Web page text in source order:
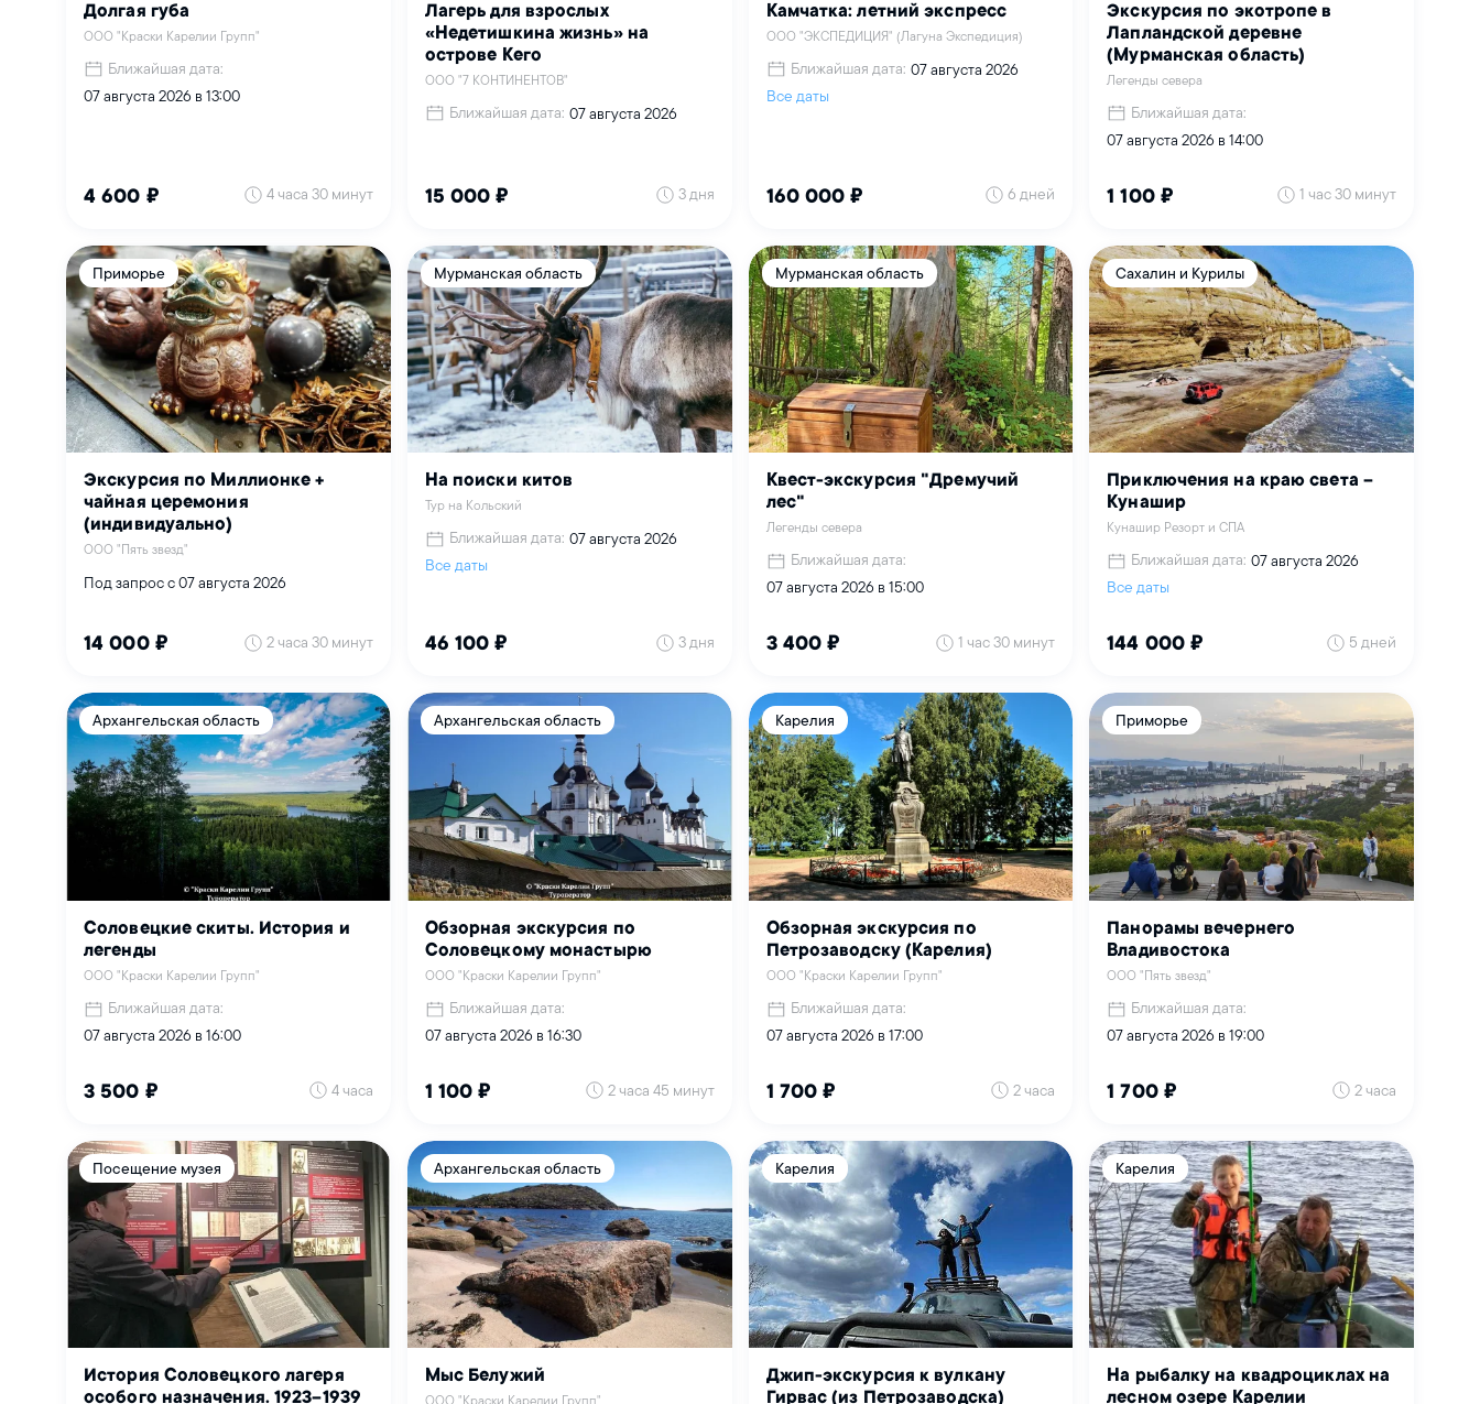
Долгая губа
ООО "Краски Карелии Групп"
Ближайшая дата:
07 августа 2026 в 13:00
4 600 ₽ 4 часа 30 минут
Лагерь для взрослых
«Недетишкина жизнь» на
острове Кего
ООО "7 КОНТИНЕНТОВ"
Ближайшая дата: 07 августа 2026
15 000 ₽ 3 дня
Камчатка: летний экспресс
ООО "ЭКСПЕДИЦИЯ" (Лагуна Экспедиция)
Ближайшая дата: 07 августа 2026
Все даты
160 000 ₽ 6 дней
Экскурсия по экотропе в
Лапландской деревне
(Мурманская область)
Легенды севера
Ближайшая дата:
07 августа 2026 в 14:00
1 100 ₽ 1 час 30 минут
Приморье
Экскурсия по Миллионке +
чайная церемония
(индивидуально)
ООО "Пять звезд"
Под запрос с 07 августа 2026
14 000 ₽ 2 часа 30 минут
Мурманская область
На поиски китов
Тур на Кольский
Ближайшая дата: 07 августа 2026
Все даты
46 100 ₽ 3 дня
Мурманская область
Квест-экскурсия "Дремучий
лес"
Легенды севера
Ближайшая дата:
07 августа 2026 в 15:00
3 400 ₽ 1 час 30 минут
Сахалин и Курилы
Приключения на краю света –
Кунашир
Кунашир Резорт и СПА
Ближайшая дата: 07 августа 2026
Все даты
144 000 ₽ 5 дней
Архангельская область
Соловецкие скиты. История и
легенды
ООО "Краски Карелии Групп"
Ближайшая дата:
07 августа 2026 в 16:00
3 500 ₽ 4 часа
Архангельская область
Обзорная экскурсия по
Соловецкому монастырю
ООО "Краски Карелии Групп"
Ближайшая дата:
07 августа 2026 в 16:30
1 100 ₽ 2 часа 45 минут
Карелия
Обзорная экскурсия по
Петрозаводску (Карелия)
ООО "Краски Карелии Групп"
Ближайшая дата:
07 августа 2026 в 17:00
1 700 ₽ 2 часа
Приморье
Панорамы вечернего
Владивостока
ООО "Пять звезд"
Ближайшая дата:
07 августа 2026 в 19:00
1 700 ₽ 2 часа
Посещение музея
История Соловецкого лагеря
особого назначения. 1923–1939
Архангельская область
Мыс Белужий
ООО "Краски Карелии Групп"
Карелия
Джип-экскурсия к вулкану
Гирвас (из Петрозаводска)
Карелия
На рыбалку на квадроциклах на
лесном озере Карелии